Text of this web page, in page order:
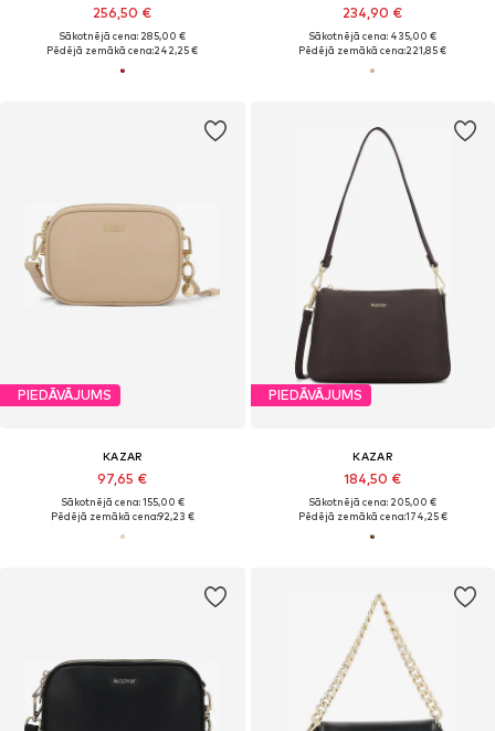
256,50 €
Sākotnējā cena: 285,00 €
Pēdējā zemākā cena:242,25 €
234,90 €
Sākotnējā cena: 435,00 €
Pēdējā zemākā cena:221,85 €
PIEDĀVĀJUMS
KAZAR
97,65 €
Sākotnējā cena: 155,00 €
Pēdējā zemākā cena:92,23 €
PIEDĀVĀJUMS
KAZAR
184,50 €
Sākotnējā cena: 205,00 €
Pēdējā zemākā cena:174,25 €